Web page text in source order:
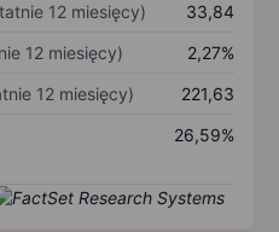
12 miesięcy)
33,84
12 miesięcy)
2,27%
12 miesięcy)
221,63
26,59%